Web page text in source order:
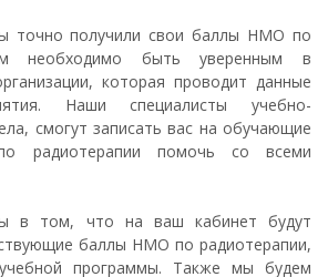
точно получили свои баллы НМО по
необходимо быть уверенным в
которая проводит данные
Наши специалисты учебно-
смогут записать вас на обучающие
радиотерапии помочь со всеми
в том, что на ваш кабинет будут
баллы НМО по радиотерапии,
программы. Также мы будем